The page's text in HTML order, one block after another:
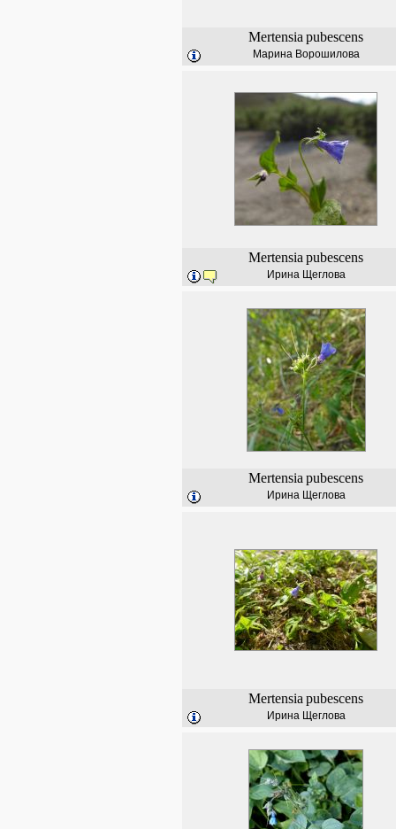
Mertensia pubescens
Марина Ворошилова
Mertensia pubescens
Ирина Щеглова
Mertensia pubescens
Ирина Щеглова
Mertensia pubescens
Ирина Щеглова